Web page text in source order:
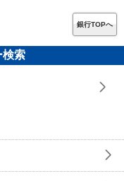
銀行TOPへ
検索